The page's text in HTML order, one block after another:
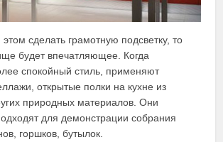
сделать грамотную подсветку, то
будет впечатляющее. Когда
спокойный стиль, применяют
открытые полки на кухне из
природных материалов. Они
для демонстрации собрания
горшков, бутылок.